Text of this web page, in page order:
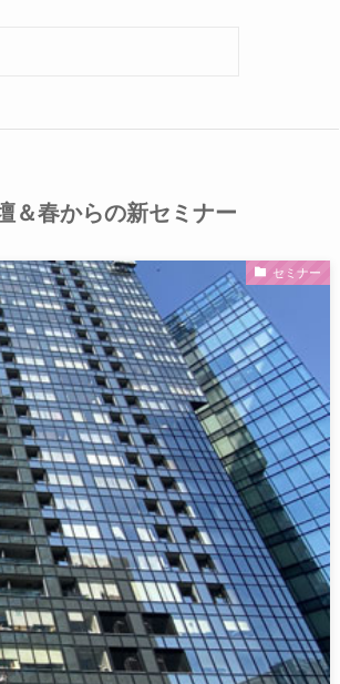
＆春からの新セミナー
セミナー